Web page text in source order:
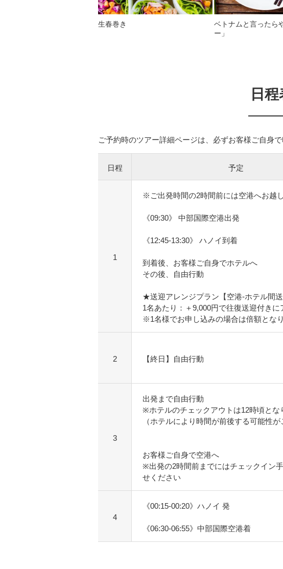
生春巻き
ベトナムと言ったら
ー」
日
ご予約時のツアー詳細ページは、必ずお客様ご自身
日程 予定
1
※ご出発時間の2時間前には空港へお越
《09:30》 中部国際空港出発
《12:45-13:30》 ハノイ到着
到着後、お客様ご自身でホテルへ
その後、自由行動
★送迎アレンジプラン【空港-ホテル間送
1名あたり：＋9,000円で往復送迎付きに
※1名様でお申し込みの場合は倍額とな
2 【終日】自由行動
3
出発まで自由行動
※ホテルのチェックアウトは12時頃とな
（ホテルにより時間が前後する可能性が
お客様ご自身で空港へ
※出発の2時間前までにはチェックイン
せください
4
《00:15-00:20》ハノイ 発
《06:30-06:55》中部国際空港着